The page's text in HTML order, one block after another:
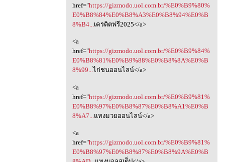
href="https://gizmodo.uol.com.br/%E0%B9%80%
E0%B8%84%E0%B8%A3%E0%B8%94%E0%B
8%B4... เครดิตฟรี2025</a>
<a
href="https://gizmodo.uol.com.br/%E0%B9%84%
E0%B8%81%E0%B9%88%E0%B8%8A%E0%B
8%99...ไก่ชนออนไลน์</a>
<a
href="https://gizmodo.uol.com.br/%E0%B9%81%
E0%B8%97%E0%B8%87%E0%B8%A1%E0%B
8%A7... แทงมวยออนไลน์</a>
<a
href="https://gizmodo.uol.com.br/%E0%B9%81%
E0%B8%97%E0%B8%87%E0%B8%9A%E0%B